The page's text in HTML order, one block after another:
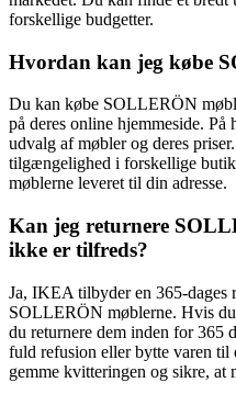
forskellige budgetter.
Hvordan kan jeg købe
Du kan købe SOLLERÖN
på deres online hjemmeside. På
udvalg af møbler og deres
tilgængelighed i forskellige
møblerne leveret til din adresse.
Kan jeg returnere
ikke er tilfreds?
Ja, IKEA tilbyder en 365-dages
SOLLERÖN møblerne. Hvis
du returnere dem inden for 365
fuld refusion eller bytte varen til
gemme kvitteringen og sikre, at